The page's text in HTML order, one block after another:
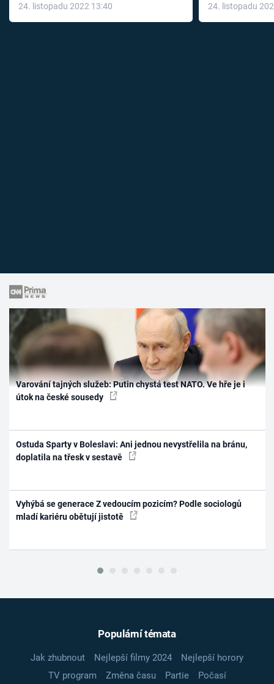
24. listopadu 2022 13:40
léky
24. listopadu
Varování tajných služeb: Putin chystá test NATO. Ve hře je i
útok na české sousedy
Ostuda Sparty v Boleslavi: Ani jednou nevystřelila na bránu,
doplatila na třesk v sestavě
Vyhýbá se generace Z vedoucím pozicím? Podle sociologů
mladí kariéru obětují jistotě
Populární témata
Jak zhubnout Nejlepší filmy 2024
Nejlepší horory
TV program
Změna času Partie
Počasí